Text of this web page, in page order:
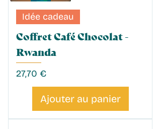
Idée cadeau
Coffret Café Chocolat -
Rwanda
Prix
27,70 €
Ajouter au panier